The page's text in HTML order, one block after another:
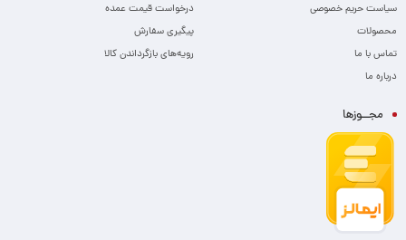
سیاست حریم خصوصی
محصولات
تماس با ما
درباره ما
درخواست قیمت عمده
پیگیری سفارش
رویه‌های بازگرداندن کالا
مجــوزها